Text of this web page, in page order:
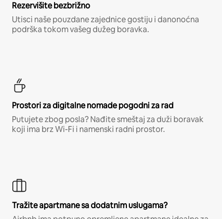
Rezervišite bezbrižno
Utisci naše pouzdane zajednice gostiju i danonoćna
podrška tokom vašeg dužeg boravka.
Prostori za digitalne nomade pogodni za rad
Putujete zbog posla? Nađite smeštaj za duži boravak
koji ima brz Wi-Fi i namenski radni prostor.
Tražite apartmane sa dodatnim uslugama?